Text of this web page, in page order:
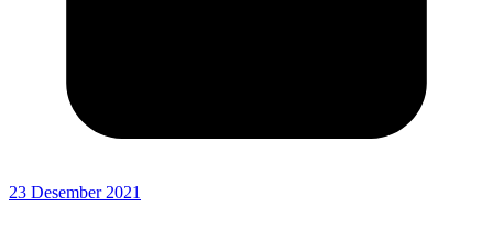
23 Desember 2021